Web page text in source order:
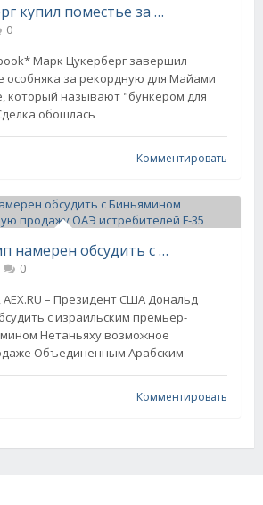
Марк Цукерберг купил поместье за 170 млн долларов на острове — "бункере для миллиардеров"
0
Марк Цукерберг завершил
особняка за рекордную для Майами
который называют "бункером для
обошлась
Комментировать
Дональд Трамп намерен обсудить с Биньямином Нетаньяху возможную продажу ОАЭ истребителей F-35
0
AEX.RU – Президент США Дональд
с израильским премьер-
Нетаньяху возможное
Объединенным Арабским
Комментировать